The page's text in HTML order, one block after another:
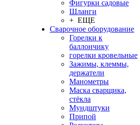
Фигурки садовые
Шланги
+ ЕЩЕ
Сварочное оборудование
Горелки к
баллончику
горелки кровельные
Зажимы, клеммы,
держатели
Манометры
Маска сварщика,
стёкла
Мундштуки
Припой